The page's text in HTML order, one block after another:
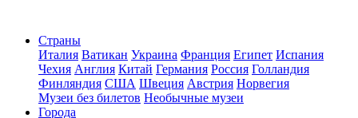
Страны
Италия Ватикан Украина Франция Египет Испания
Чехия Англия Китай Германия Россия Голландия
Финляндия США Швеция Австрия Норвегия
Музеи без билетов Необычные музеи
Города